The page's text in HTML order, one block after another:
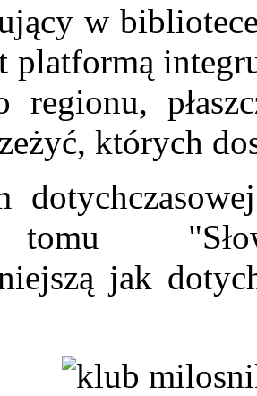
w
platformą
regionu,
których
tomu
jak